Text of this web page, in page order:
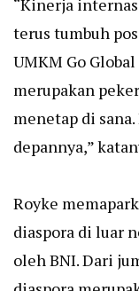
“Kinerja
terus tumbuh
UMKM Go
merupakan
menetap di
depannya,”
Royke
diaspora di luar
oleh BNI. Dari